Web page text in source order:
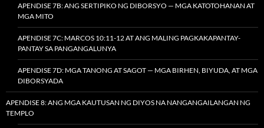
APENDISE 7B: ANG SERTIPIKO NG DIBORSYO — MGA KATOTOHANAN AT
MGA MITO
APENDISE 7C: MARCOS 10:11-12 AT ANG MALING PAGKAKAPANTAY-
PANTAY SA PANGANGALUNYA
APENDISE 7D: MGA TANONG AT SAGOT — MGA BIRHEN, BIYUDA, AT MGA
DIBORSYADA
APENDISE 8: ANG MGA KAUTUSAN NG DIYOS NA NANGANGAILANGAN NG
TEMPLO